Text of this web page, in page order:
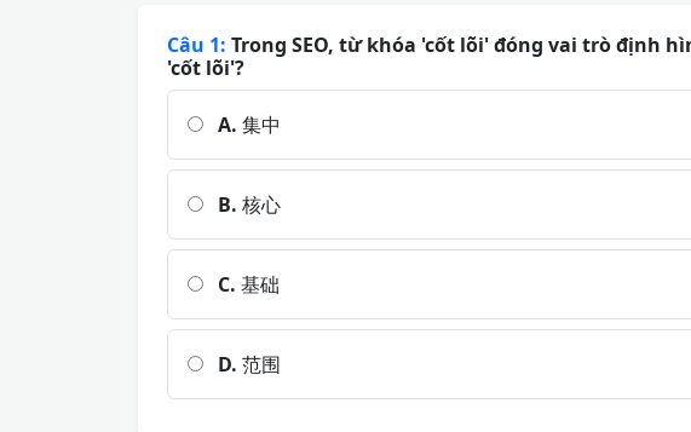
Câu 1: Trong SEO, từ khóa 'cốt lõi' đóng vai trò định
'cốt lõi'?
A. 集中
B. 核心
C. 基础
D. 范围